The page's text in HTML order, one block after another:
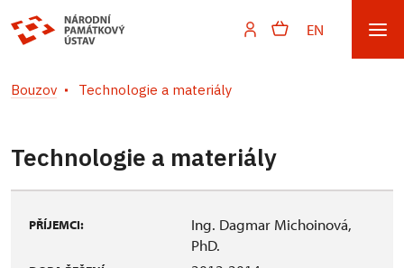
EN
Bouzov Technologie a materiály
Technologie a materiály
PŘÍJEMCI:
Ing. Dagmar Michoinová,
PhD.